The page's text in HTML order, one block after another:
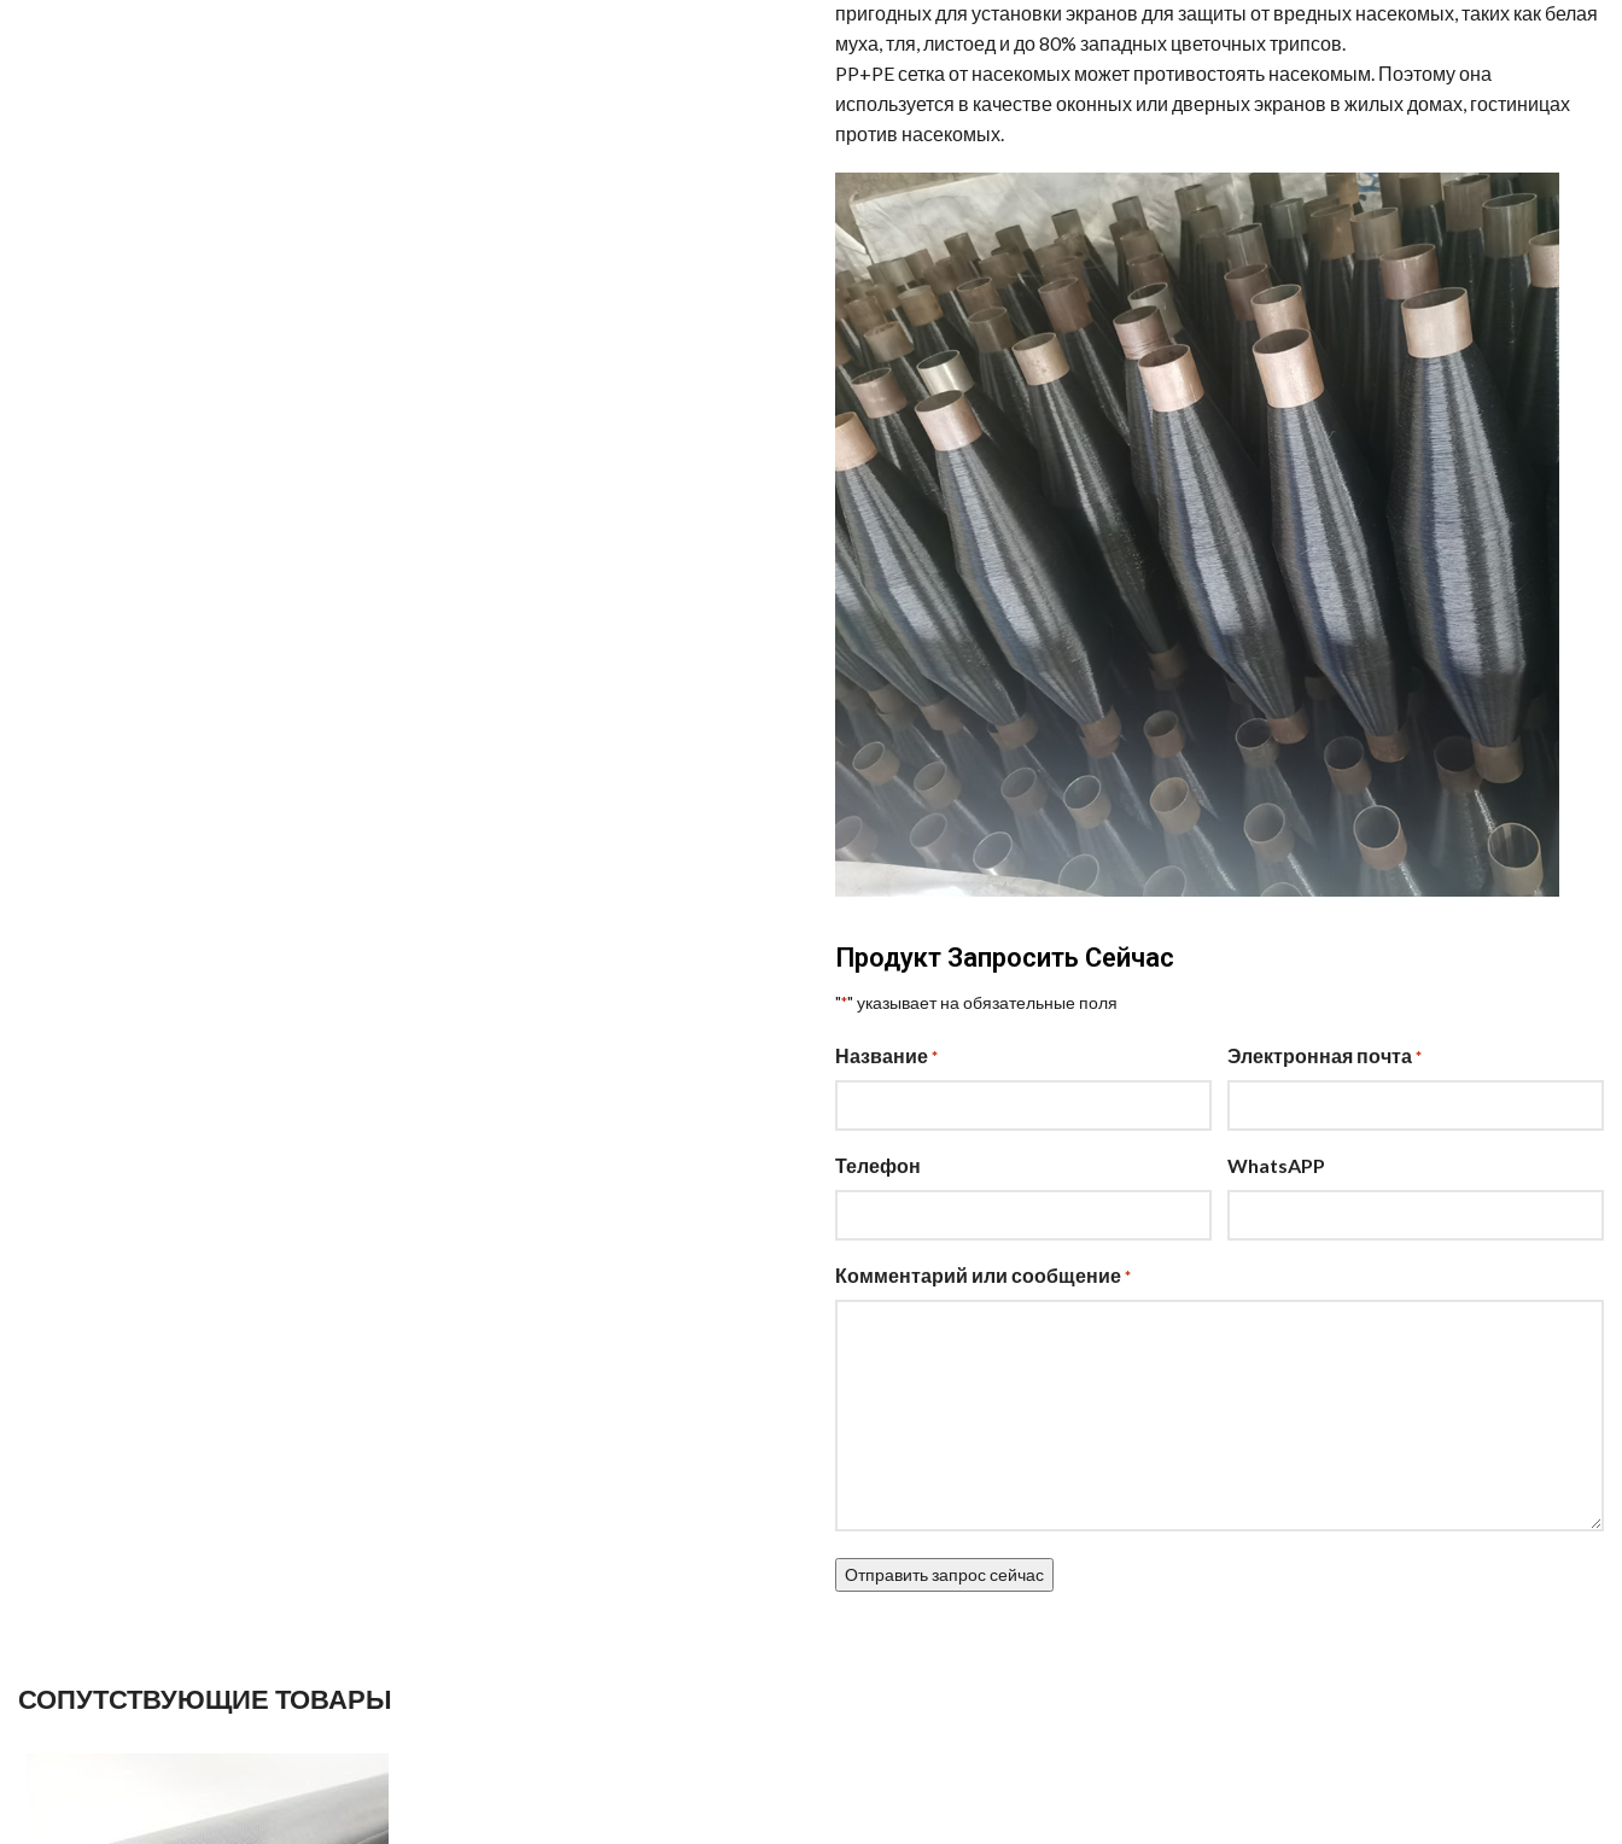
пригодных для установки экранов для защиты от вредных насекомых, таких как белая
муха, тля, листоед и до 80% западных цветочных трипсов.
PP+PE сетка от насекомых может противостоять насекомым. Поэтому она
используется в качестве оконных или дверных экранов в жилых домах, гостиницах
против насекомых.
Продукт Запросить Сейчас
"*" указывает на обязательные поля
Название * Электронная почта *
Телефон WhatsAPP
Комментарий или сообщение *
СОПУТСТВУЮЩИЕ ТОВАРЫ